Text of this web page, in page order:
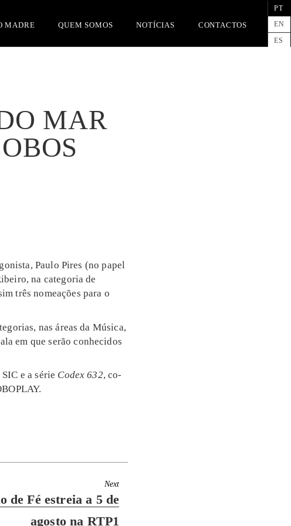
MADRE QUEM SOMOS NOTÍCIAS CONTACTOS
MAR
Paulo Pires (no papel
na categoria de
três nomeações para o
nas áreas da Música,
em que serão conhecidos
e a série Codex 632,co-
Next
de Fé estreia a 5 de
agosto na RTP1
PT
EN
ES